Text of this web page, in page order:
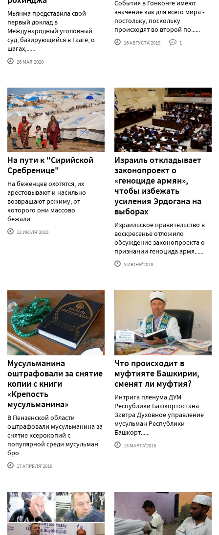
Мьянма представила свой
первый доклад в
Международный уголовный
суд, базирующийся в Гааге, о
шагах,......
26 МАЯ'2020
События в Гонконге имеют
значение как для всего мира -
постольку, поскольку
происходят во второй по......
16 АВГУСТА'2019 1
На пути к "Сирийской
Сребренице"
На беженцев охотятся, их
арестовывают и насильно
возвращают режиму, от
которого они массово
бежали.......
12 ИЮЛЯ'2019
Израиль откладывает
законопроект о
«геноциде армян»,
чтобы избежать
усиления Эрдогана на
выборах
Израильское правительство в
воскресенье отложило
обсуждение законопроекта о
признании геноцида армя......
5 ИЮНЯ'2018
Мусульманина
оштрафовали за снятие
копии с книги
«Крепость
мусульманина»
В Пензенской области
оштрафовали мусульманина за
снятие ксерокопий с
популярной среди мусульман
бро......
17 АПРЕЛЯ'2018
Что происходит в
муфтияте Башкирии,
сменят ли муфтия?
Интрига пленума ДУМ
Республики Башкортостана
Завтра Духовное управление
мусульман Республики
Башкорт......
13 МАРТА'2018